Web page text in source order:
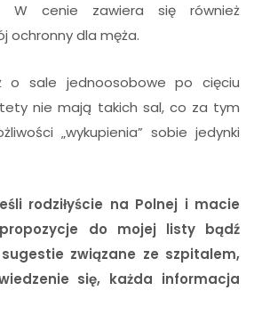
W cenie zawiera się również
ochronny dla męża.
o sale jednoosobowe po cięciu
nie mają takich sal, co za tym
„wykupienia” sobie jedynki
rodziłyście na Polnej i macie
do mojej listy bądź
związane ze szpitalem,
się, każda informacja